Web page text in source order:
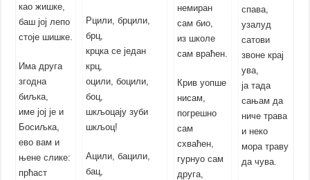
као жишке,
баш јој лепо
стоје шишке.
Има друга
згодна
биљка,
име јој је и
Босиљка,
ево вам и
њене слике:
прћаст
Рцили, брцили,
брц,
крцка се један
крц,
оцили, боцили,
боц,
шкљоцају зуби
шкљоц!
Ацили, бацили,
бац,
немиран
сам био,
из школе
сам враћен.
Крив уопше
нисам,
погрешно
сам
схваћен,
гурнуо сам
друга,
спава,
узалуд
сатови
звоне крај
ува,
ја тада
сањам да
ниче трава
и неко
мора траву
да чува.